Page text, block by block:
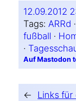
12.09.2012
Tags: ARRd ·
fußball ·
·
Auf Mastodon
← Links für